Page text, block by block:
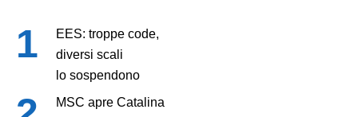
EES: troppe code,
diversi scali
lo sospendono
MSC apre Catalina